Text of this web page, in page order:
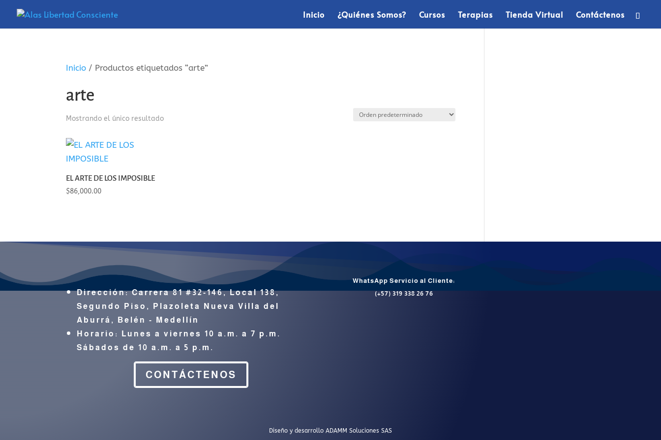
Inicio ¿Quiénes Somos? Cursos Terapias Tienda Virtual Contáctenos
Inicio / Productos etiquetados “arte”
arte
Mostrando el único resultado
EL ARTE DE LOS IMPOSIBLE
$86,000.00
Dirección:Carrera 81 #32-146, Local 138,
Segundo Piso, Plazoleta Nueva Villa del
Aburrá,
Belén - Medellín
Horario: Lunes a viernes 10 a.m. a 7 p.m.
Sábados de 10 a.m. a 5 p.m.
CONTÁCTENOS
WhatsApp Servicio al Cliente:
(+57) 319 338 26 76
Diseño y desarrollo ADAMM Soluciones SAS